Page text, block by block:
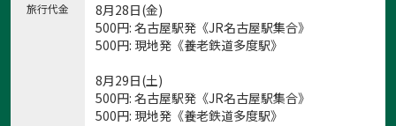
旅行代金
8月28日(金)
500円: 名古屋駅発《JR名古屋駅集合》
500円: 現地発《養老鉄道多度駅》
8月29日(土)
500円: 名古屋駅発《JR名古屋駅集合》
500円: 現地発《養老鉄道多度駅》